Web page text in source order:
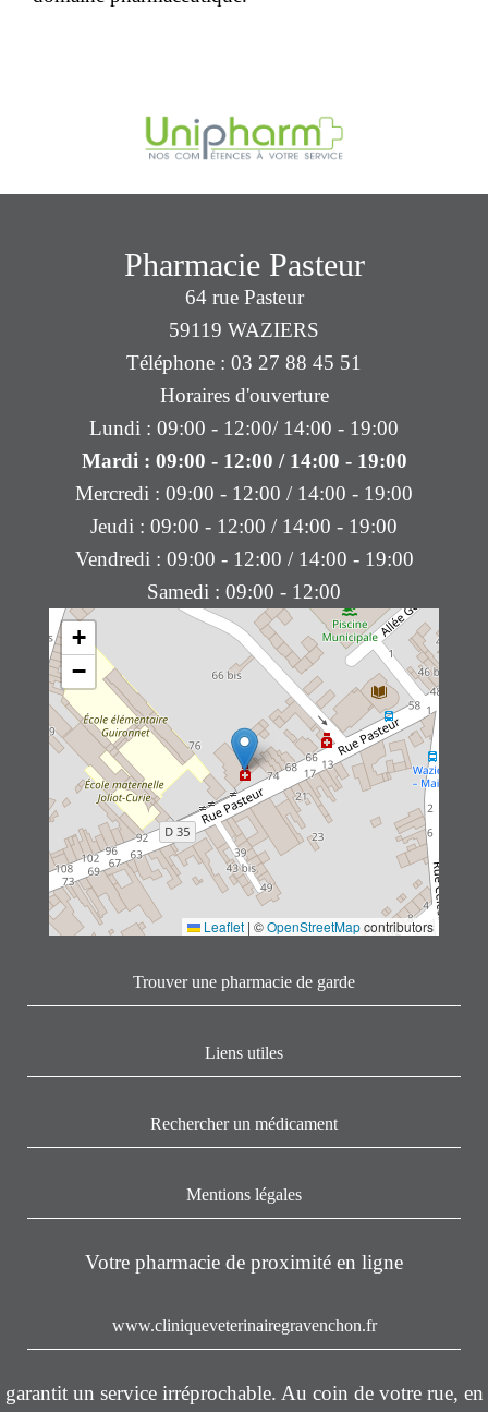
+
−
Leaflet | ©OpenStreetMapcontributors
Trouver une pharmacie de garde
Liens utiles
Rechercher un médicament
Mentions légales
Votre pharmacie de proximité en ligne
www.cliniqueveterinairegravenchon.fr
garantit un service irréprochable. Au coin de votre rue, en
Pharmacie Pasteur
64 rue Pasteur
59119 WAZIERS
Téléphone : 03 27 88 45 51
Horaires d'ouverture
Lundi : 09:00 - 12:00/ 14:00 - 19:00
Mardi : 09:00 - 12:00 / 14:00 - 19:00
Mercredi : 09:00 - 12:00 / 14:00 - 19:00
Jeudi : 09:00 - 12:00 / 14:00 - 19:00
Vendredi : 09:00 - 12:00 / 14:00 - 19:00
Samedi : 09:00 - 12:00